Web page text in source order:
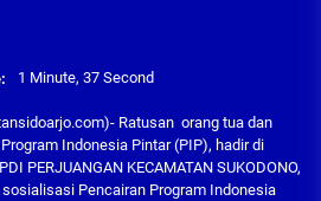
1 Minute, 37 Second
Ratusan orang tua dan
Indonesia Pintar (PIP), hadir di
PERJUANGAN KECAMATAN SUKODONO,
Pencairan Program Indonesia